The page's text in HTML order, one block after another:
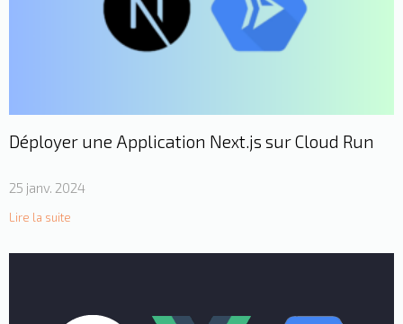
Déployer une Application Next.js sur Cloud Run
25 janv. 2024
Lire la suite